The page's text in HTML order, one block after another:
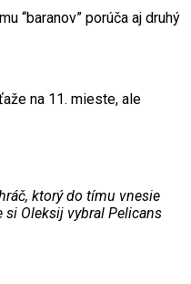
“baranov” porúča aj druhý
na 11. mieste, ale
ktorý do tímu vnesie
Oleksij vybral Pelicans